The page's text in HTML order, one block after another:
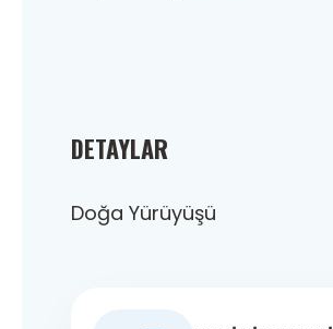
DETAYLAR
Doğa Yürüyüşü